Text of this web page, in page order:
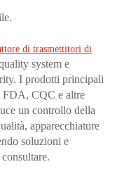
di trasmettitori di
system e
I prodotti principali
CQC e altre
un controllo della
apparecchiature
soluzioni e